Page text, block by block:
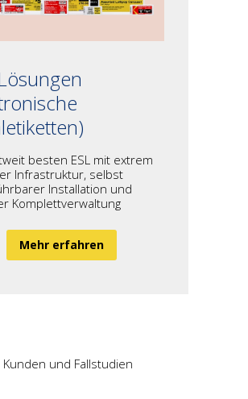
besten ESL mit extrem
Infrastruktur, selbst
Installation und
Komplettverwaltung
Mehr erfahren
Kunden und Fallstudien